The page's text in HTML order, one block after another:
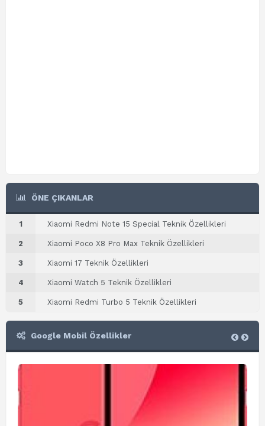
ÖNE ÇIKANLAR
1 Xiaomi Redmi Note 15 Special Teknik Özellikleri
2 Xiaomi Poco X8 Pro Max Teknik Özellikleri
3 Xiaomi 17 Teknik Özellikleri
4 Xiaomi Watch 5 Teknik Özellikleri
5 Xiaomi Redmi Turbo 5 Teknik Özellikleri
Google Mobil Özellikler